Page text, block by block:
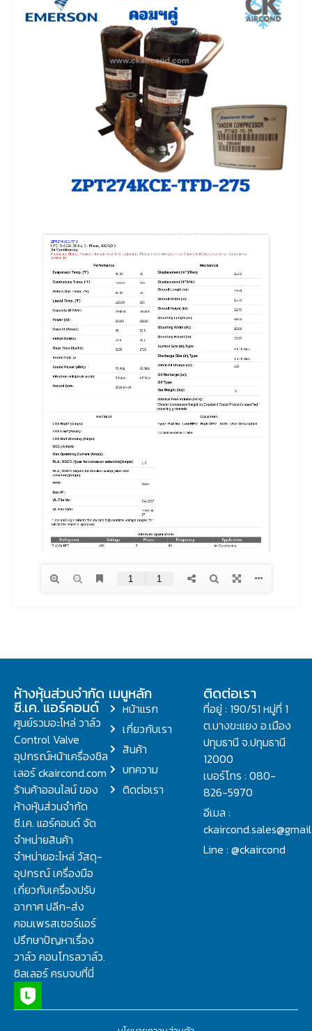
ห้างหุ้นส่วนจำกัด
ซี.เค. แอร์คอนด์
ศูนย์รวมอะไหล่ วาล์ว
Control Valve
อุปกรณ์หน้าเครื่องชิล
เลอร์ ckaircond.com
ร้านค้าออนไลน์ ของ
ห้างหุ้นส่วนจำกัด
ซี.เค. แอร์คอนด์ จัด
จำหน่ายสินค้า
จำหน่ายอะไหล่ วัสดุ-
อุปกรณ์ เครื่องมือ
เกี่ยวกับเครื่องปรับ
อากาศ ปลีก-ส่ง
คอมเพรสเซอร์แอร์
ปรึกษาปัญหาเรื่อง
วาล์ว คอนโทรลวาล์ว.
ชิลเลอร์ ครบจบที่นี่
เมนูหลัก
หน้าแรก
เกี่ยวกับเรา
สินค้า
บทความ
ติดต่อเรา
ติดต่อเรา
ที่อยู่ : 190/51 หมู่ที่ 1
ต.บางขะแยง อ.เมือง
ปทุมธานี จ.ปทุมธานี
12000
เบอร์โทร : 080-
826-5970
อีเมล :
Line : @ckaircond